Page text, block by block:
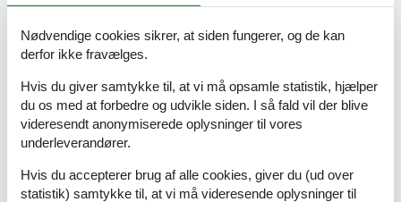
1 Bryggers:Vaskemask., tørretumbler
Og:Gulvvarme, jordvarme, naturgrund med træer 43000 m2 ,
naturskønne omgivelser, ikke-ryger hus
Nøgleinformation
Nøglen til ferieboligen er til rådighed fra kl. 16:00 på
indflytningsdagen.
Nøglen udleveres ved huset.
Nødvendige cookies sikrer, at siden fungerer, og de kan
derfor ikke fravælges.
Hvis du giver samtykke til, at vi må opsamle statistik, hjælper
du os med at forbedre og udvikle siden. I så fald vil der blive
videresendt anonymiserede oplysninger til vores
underleverandører.
Hvis du accepterer brug af alle cookies, giver du (ud over
statistik) samtykke til, at vi må videresende oplysninger til